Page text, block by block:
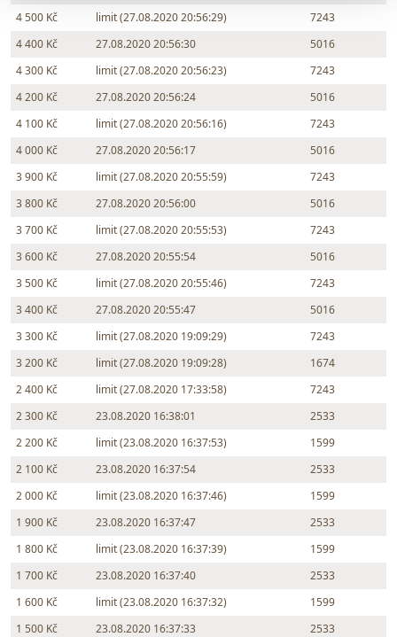
4 500 Kč
limit (27.08.2020 20:56:29)
7243
4 400 Kč
27.08.2020 20:56:30
5016
4 300 Kč
limit (27.08.2020 20:56:23)
7243
4 200 Kč
27.08.2020 20:56:24
5016
4 100 Kč
limit (27.08.2020 20:56:16)
7243
4 000 Kč
27.08.2020 20:56:17
5016
3 900 Kč
limit (27.08.2020 20:55:59)
7243
3 800 Kč
27.08.2020 20:56:00
5016
3 700 Kč
limit (27.08.2020 20:55:53)
7243
3 600 Kč
27.08.2020 20:55:54
5016
3 500 Kč
limit (27.08.2020 20:55:46)
7243
3 400 Kč
27.08.2020 20:55:47
5016
3 300 Kč
limit (27.08.2020 19:09:29)
7243
3 200 Kč
limit (27.08.2020 19:09:28)
1674
2 400 Kč
limit (27.08.2020 17:33:58)
7243
2 300 Kč
23.08.2020 16:38:01
2533
2 200 Kč
limit (23.08.2020 16:37:53)
1599
2 100 Kč
23.08.2020 16:37:54
2533
2 000 Kč
limit (23.08.2020 16:37:46)
1599
1 900 Kč
23.08.2020 16:37:47
2533
1 800 Kč
limit (23.08.2020 16:37:39)
1599
1 700 Kč
23.08.2020 16:37:40
2533
1 600 Kč
limit (23.08.2020 16:37:32)
1599
1 500 Kč
23.08.2020 16:37:33 2533